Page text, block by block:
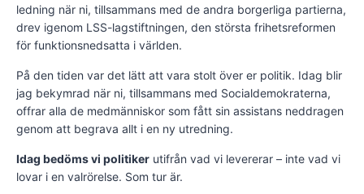
ledning när ni, tillsammans med de andra borgerliga partierna,
drev igenom LSS-lagstiftningen, den största frihetsreformen
för funktionsnedsatta i världen.
På den tiden var det lätt att vara stolt över er politik. Idag blir
jag bekymrad när ni, tillsammans med Socialdemokraterna,
offrar alla de medmänniskor som fått sin assistans neddragen
genom att begrava allt i en ny utredning.
Idag bedöms vi politiker utifrån vad vi levererar – inte vad vi
lovar i en valrörelse. Som tur är.